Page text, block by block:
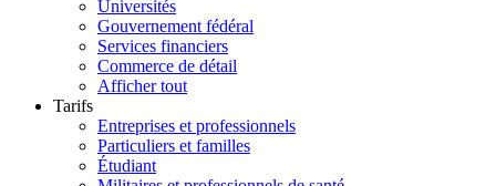
Universités
Gouvernement fédéral
Services financiers
Commerce de détail
Afficher tout
Tarifs
Entreprises et professionnels
Particuliers et familles
Étudiant